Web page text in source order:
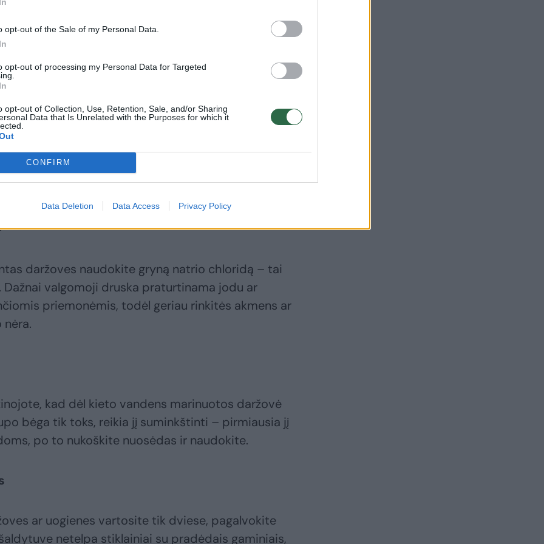
opt-out of the Sale of my Personal Data.
opt-out of processing my Personal Data for Targeted
opt-out of Collection, Use, Retention, Sale, and/or Sharing
Data that Is Unrelated with the Purposes for which it
CONFIRM
Data Deletion Data Access Privacy Policy
žmonių: vien
pirkėjai
sutaupė beveik 4
eurų
„Švaros fiestą“ –
milžiniškas
skalbikliams,
indaplovių
druskos net nesirenkame – dedame
Druska yra viena pagrindinių marinavimo
padeda užkirsti kelią kenksmingoms
daržoves naudokite gryną natrio chloridą – tai
valgomoji druska praturtinama jodu ar
priemonėmis, todėl geriau rinkitės akmens ar
kad dėl kieto vandens marinuotos daržovė
bėga tik toks, reikia jį suminkštinti – pirmiausia jį
po to nukoškite nuosėdas ir naudokite.
ar uogienes vartosite tik dviese, pagalvokite
netelpa stiklainiai su pradėdais gaminiais,